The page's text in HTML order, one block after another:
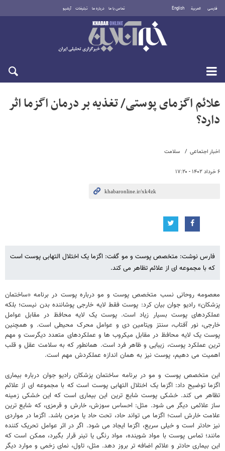
فارسی العربية English تماس با ما درباره ما تبلیغات آرشیو
دوشنبه ۱۹ مرداد ۱۴۰۵
اخبار اجتماعی سلامت
۶ خرداد ۱۴۰۲ - ۱۷:۲۰
علائم اگزمای پوستی/ تغذیه بر درمان اگزما اثر
دارد؟
فارس نوشت: متخصص پوست و مو گفت: اگزما یک اختلال التهابی پوست است
که با مجموعه ای از علائم تظاهر می کند.
معصومه روحانی نسب متخصص پوست و مو درباره پوست در برنامه «ساختمان
پزشکان» رادیو جوان بیان کرد: پوست فقط لایه خارجی پوشاننده بدن نیست؛ بلکه
عملکردهای پوست بسیار زیاد است. پوست یک لایه محافظ در مقابل عوامل
خارجی، نور آفتاب، سنتز ویتامین دی و عوامل محرک محیطی است. و همچنین
پوست یک لایه محافظ در مقابل میکروب ها و عملکردهای متعدد دیگرست و مهم
ترین عملکرد پوست، زیبایی و ظاهر فرد است. همانطور که به سلامت عقل و قلب
اهمیت می دهیم، پوست نیز به همان اندازه عملکردش مهم است.
این متخصص پوست و مو در برنامه ساختمان پزشکان رادیو جوان درباره بیماری
اگزما توضیح داد: اگزما یک اختلال التهابی پوست است که با مجموعه ای از علائم
تظاهر می کند. خشکی پوست شایع ترین این بیماری است که این خشکی زمینه
ساز علائمی دیگر می شود. مثل: احساس سوزش، خارش و قرمزی، که شایع ترین
علامت خارش است؛ اگزما می تواند حاد، تحت حاد یا مزمن باشد. اگزما در مواردی
نیز حادتر است و خیلی سریع، اگزما ایجاد می شود. اگر در اثر عوامل تحریک کننده
مانند؛ تماس پوست با مواد شوینده، مواد رنگی یا تینر قرار بگیرد، ممکن است که
این بیماری حادتر و علائم اضافه تر بروز دهد. مثل، تاول، نمای زخمی و موارد دیگر